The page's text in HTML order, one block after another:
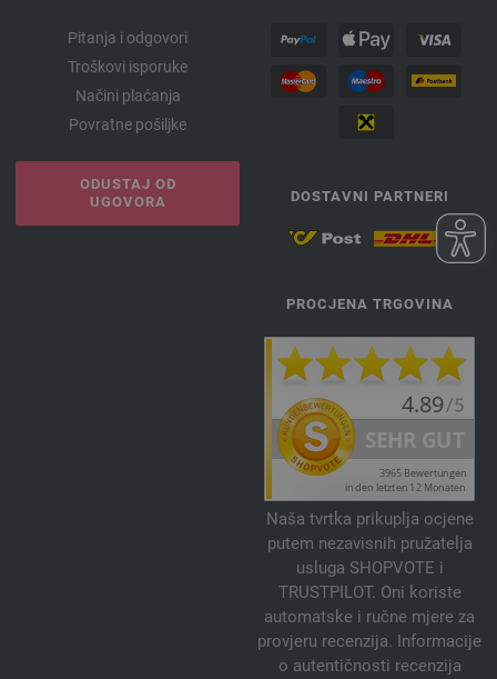
Pitanja i odgovori
Troškovi isporuke
Načini plaćanja
Povratne pošiljke
ODUSTAJ OD
UGOVORA
DOSTAVNI PARTNERI
PROCJENA TRGOVINA
Naša tvrtka prikuplja ocjene
putem nezavisnih pružatelja
usluga SHOPVOTE i
TRUSTPILOT. Oni koriste
automatske i ručne mjere za
provjeru recenzija. Informacije
o autentičnosti recenzija